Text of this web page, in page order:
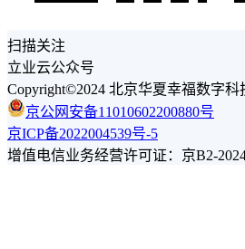
扫描关注
立业云公众号
Copyright©2024 北京华夏幸福数字科
京公网安备11010602200880号
京ICP备2022004539号-5
增值电信业务经营许可证：京B2-